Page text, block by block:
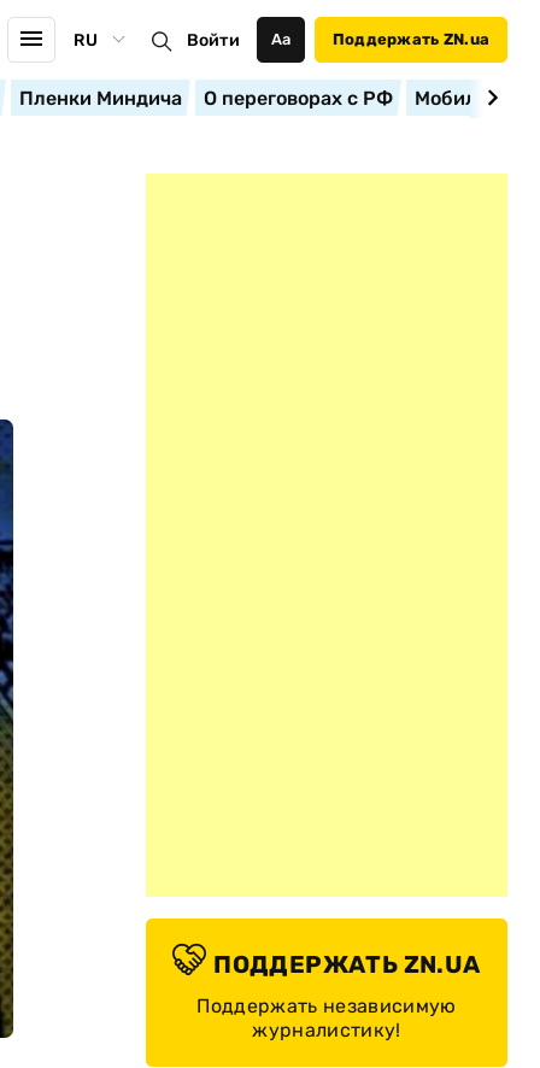
RU Войти Аа Поддержать ZN.ua
Пленки Миндича О переговорах с РФ
ПОДДЕРЖАТЬ ZN.UA
Поддержать независимую
журналистику!